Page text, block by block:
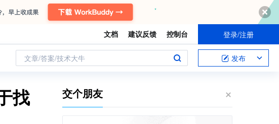
文档 建议反馈 控制台 登录/注册
文章/答案/技术大牛 发布
找
交个朋友